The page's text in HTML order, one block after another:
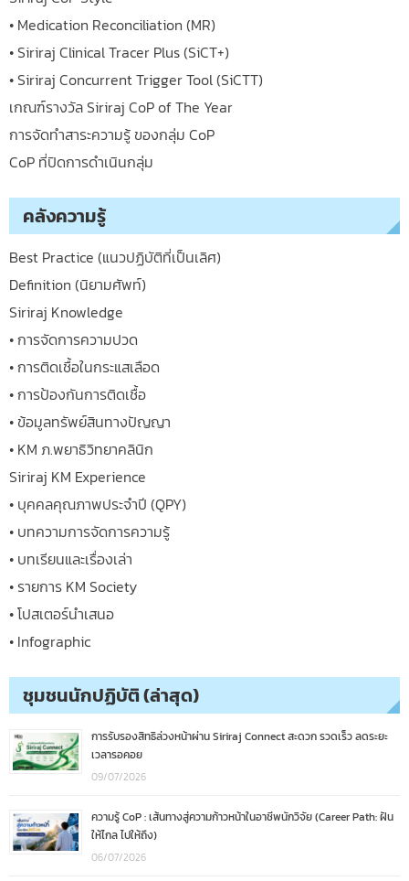
• Medication Reconciliation (MR)
• Siriraj Clinical Tracer Plus (SiCT+)
• Siriraj Concurrent Trigger Tool (SiCTT)
เกณฑ์รางวัล Siriraj CoP of The Year
การจัดทำสาระความรู้ ของกลุ่ม CoP
CoP ที่ปิดการดำเนินกลุ่ม
คลังความรู้
Best Practice (แนวปฏิบัติที่เป็นเลิศ)
Definition (นิยามศัพท์)
Siriraj Knowledge
• การจัดการความปวด
• การติดเชื้อในกระแสเลือด
• การป้องกันการติดเชื้อ
• ข้อมูลทรัพย์สินทางปัญญา
• KM ภ.พยาธิวิทยาคลินิก
Siriraj KM Experience
• บุคคลคุณภาพประจำปี (QPY)
• บทความการจัดการความรู้
• บทเรียนและเรื่องเล่า
• รายการ KM Society
• โปสเตอร์นำเสนอ
• Infographic
ชุมชนนักปฏิบัติ (ล่าสุด)
การรับรองสิทธิล่วงหน้าผ่าน Siriraj Connect สะดวก รวดเร็ว ลดระยะ
เวลารอคอย
09/07/2026
ความรู้ CoP : เส้นทางสู่ความก้าวหน้าในอาชีพนักวิจัย (Career Path: ฝัน
ให้ไกล ไปให้ถึง)
06/07/2026